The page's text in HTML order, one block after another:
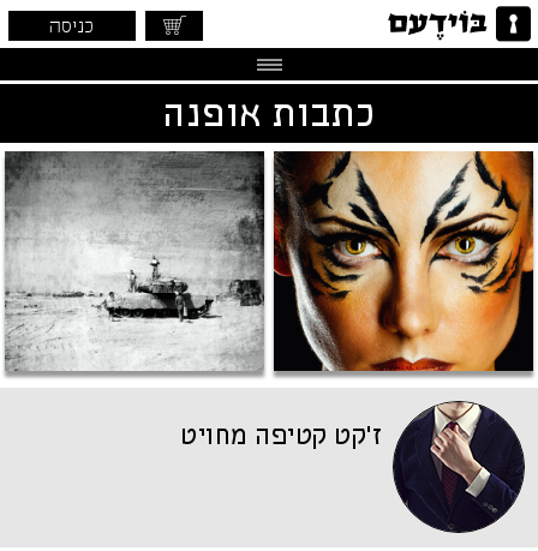
כניסה
כתבות אופנה
ז'קט קטיפה מחויט